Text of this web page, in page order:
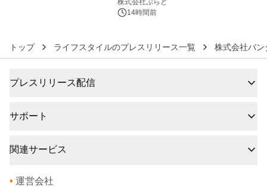
素泊りプラン
株式会社ぷらど
14時間前
トップ ライフスタイルのプレスリリース一覧 株式会社バ
プレスリリース配信
サポート
関連サービス
• 運営会社